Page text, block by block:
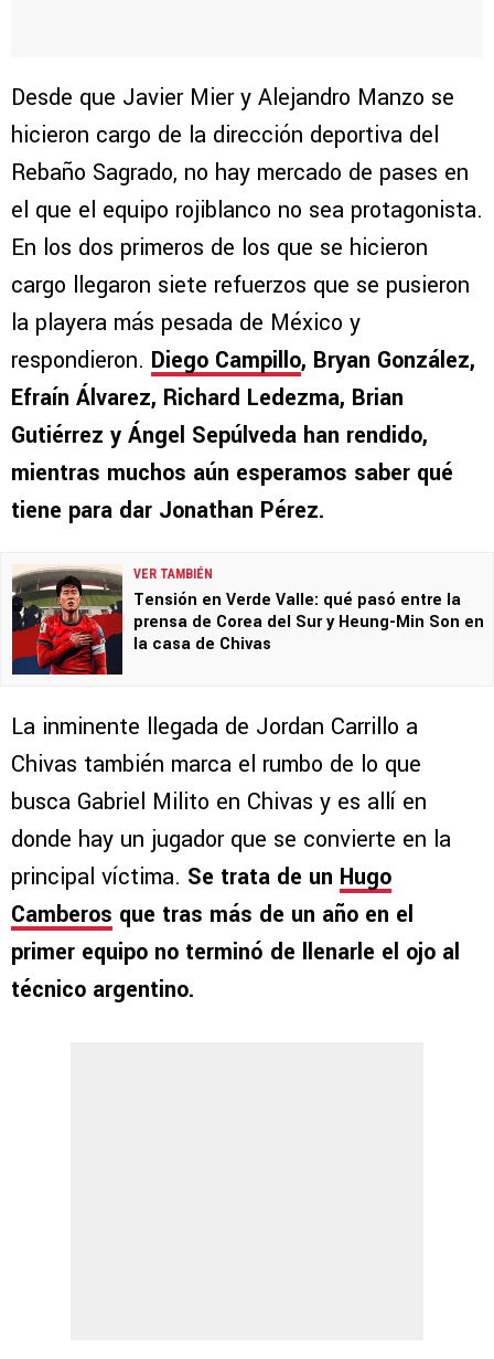
Desde que Javier Mier y Alejandro Manzo se
hicieron cargo de la dirección deportiva del
Rebaño Sagrado, no hay mercado de pases en
el que el equipo rojiblanco no sea protagonista.
En los dos primeros de los que se hicieron
cargo llegaron siete refuerzos que se pusieron
la playera más pesada de México y
respondieron. Diego Campillo, Bryan González,
Efraín Álvarez, Richard Ledezma, Brian
Gutiérrez y Ángel Sepúlveda han rendido,
mientras muchos aún esperamos saber qué
tiene para dar Jonathan Pérez.
VER TAMBIÉN
Tensión en Verde Valle: qué pasó entre la
prensa de Corea del Sur y Heung-Min Son en
la casa de Chivas
La inminente llegada de Jordan Carrillo a
Chivas también marca el rumbo de lo que
busca Gabriel Milito en Chivas y es allí en
donde hay un jugador que se convierte en la
principal víctima. Se trata de un Hugo
Camberos que tras más de un año en el
primer equipo no terminó de llenarle el ojo al
técnico argentino.